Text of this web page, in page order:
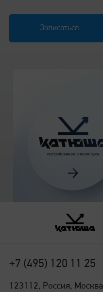
50 листов
60 - 220 г/м2
Записаться
+7 (495) 120 11 25
123112, Россия, Москва